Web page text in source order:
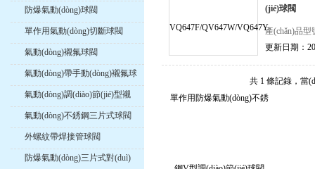
防爆氣動(dòng)球閥
單作用氣動(dòng)切斷球閥
氣動(dòng)襯氟球閥
氣動(dòng)帶手動(dòng)襯氟球
閥
氣動(dòng)調(diào)節(jié)型襯
氟球閥
氣動(dòng)不銹鋼三片式球閥
外螺紋帶焊接管球閥
防爆氣動(dòng)三片式對(duì)
(jié)球閥
產(chǎn)品型
VQ647F/
更新日期：
共 1 條記錄